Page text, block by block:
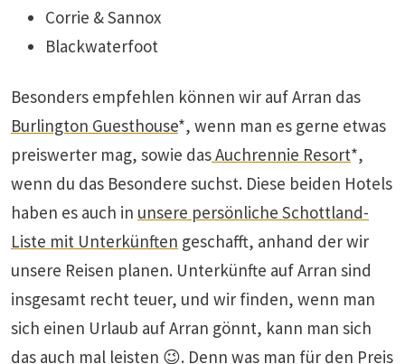
Corrie & Sannox
Blackwaterfoot
Besonders empfehlen können wir auf Arran das
Burlington Guesthouse*, wenn man es gerne etwas
preiswerter mag, sowie dasAuchrennie Resort*,
wenn du das Besondere suchst. Diese beiden Hotels
haben es auch in unsere persönliche Schottland-
Liste mit Unterkünften geschafft, anhand der wir
unsere Reisen planen. Unterkünfte auf Arran sind
insgesamt recht teuer, und wir finden, wenn man
sich einen Urlaub auf Arran gönnt, kann man sich
das auch mal leisten 😉. Denn was man für den Preis